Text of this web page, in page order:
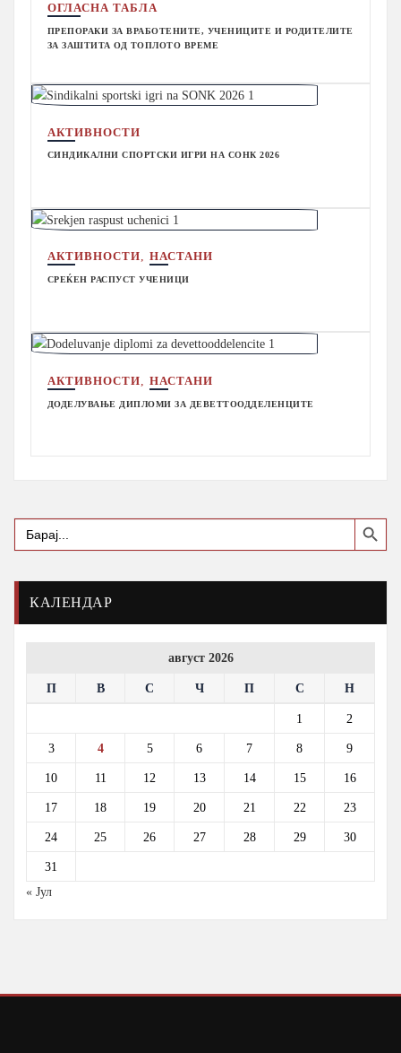
ОГЛАСНА ТАБЛА
ПРЕПОРАКИ ЗА ВРАБОТЕНИТЕ, УЧЕНИЦИТЕ И РОДИТЕЛИТЕ
ЗА ЗАШТИТА ОД ТОПЛОТО ВРЕМЕ
АКТИВНОСТИ
СИНДИКАЛНИ СПОРТСКИ ИГРИ НА СОНК 2026
АКТИВНОСТИ, НАСТАНИ
СРЕЌЕН РАСПУСТ УЧЕНИЦИ
АКТИВНОСТИ, НАСТАНИ
ДОДЕЛУВАЊЕ ДИПЛОМИ ЗА ДЕВЕТТООДДЕЛЕНЦИТЕ
Search
for:
Search Button
КАЛЕНДАР
август 2026
П В С Ч П С Н
1 2
3 4 5 6 7 8 9
10 11 12 13 14 15 16
17 18 19 20 21 22 23
24 25 26 27 28 29 30
31
« Јул